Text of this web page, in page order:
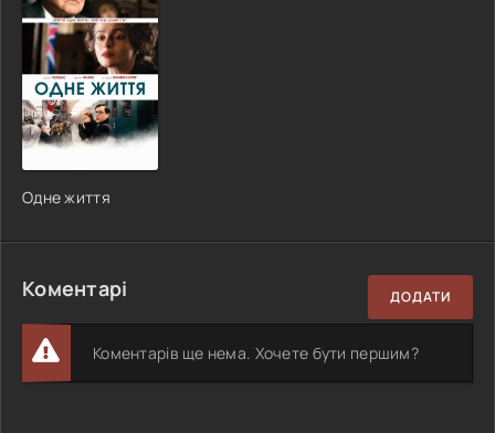
Одне життя
Коментарі ДОДАТИ
Коментарів ще нема. Хочете бути першим?